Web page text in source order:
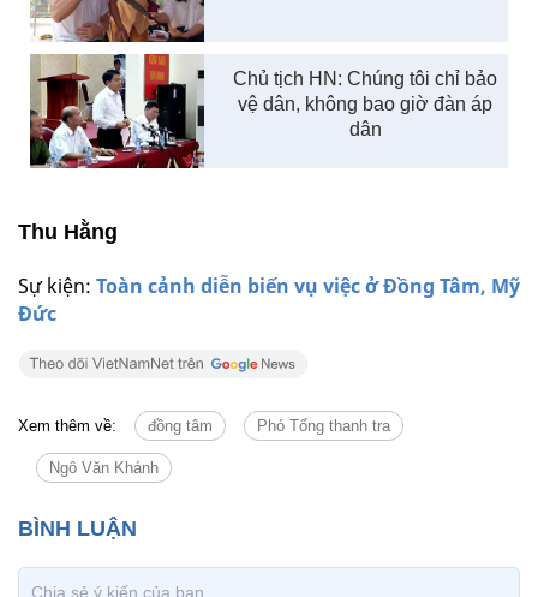
Sự kiện: Toàn cảnh diễn biến vụ việc ở Đồng Tâm, Mỹ
Đức
Chủ tịch HN: Chúng tôi chỉ bảo
vệ dân, không bao giờ đàn áp
dân
Thu Hằng
Xem thêm về: đồng tâm Phó Tổng thanh tra
Ngô Văn Khánh